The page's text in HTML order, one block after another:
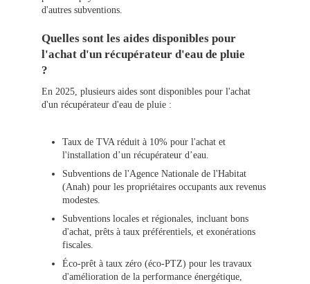
d'autres subventions.
Quelles sont les aides disponibles pour
l'achat d'un récupérateur d'eau de pluie
?
En 2025, plusieurs aides sont disponibles pour l'achat
d'un récupérateur d'eau de pluie :
Taux de TVA réduit à 10% pour l'achat et
l'installation d’un récupérateur d’eau.
Subventions de l'Agence Nationale de l'Habitat
(Anah) pour les propriétaires occupants aux revenus
modestes.
Subventions locales et régionales, incluant bons
d'achat, prêts à taux préférentiels, et exonérations
fiscales.
Éco-prêt à taux zéro (éco-PTZ) pour les travaux
d'amélioration de la performance énergétique,